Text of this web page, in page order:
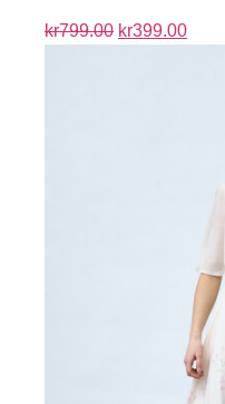
kr799.00 kr399.00